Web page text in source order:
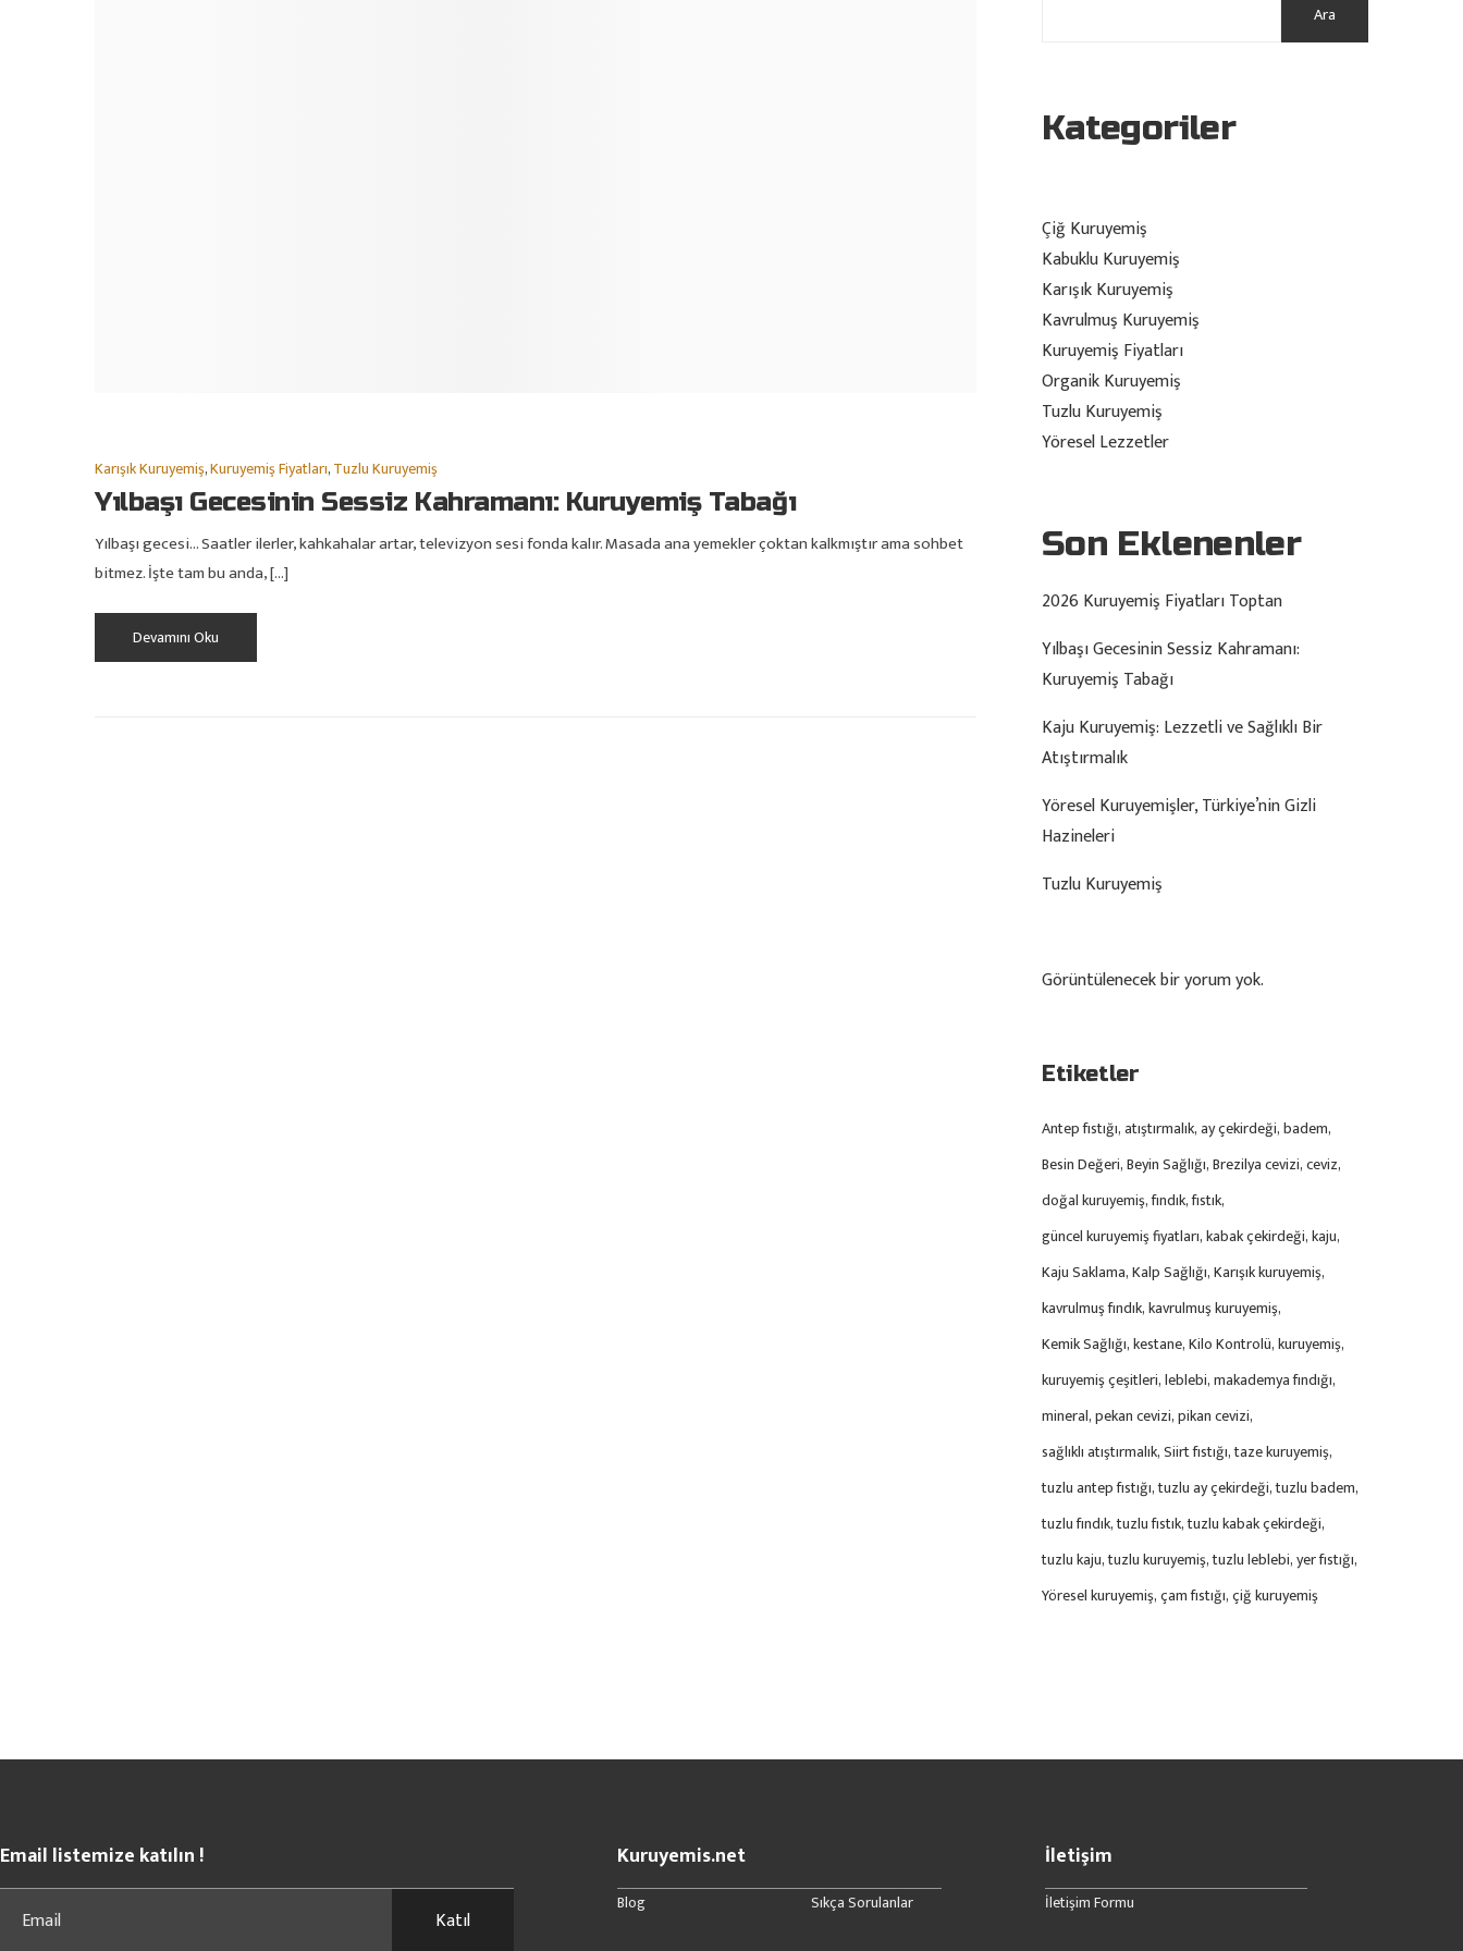
Ara
Kategoriler
Çiğ Kuruyemiş
Kabuklu Kuruyemiş
Karışık Kuruyemiş
Kavrulmuş Kuruyemiş
Kuruyemiş Fiyatları
Organik Kuruyemiş
Tuzlu Kuruyemiş
Yöresel Lezzetler
Son Eklenenler
2026 Kuruyemiş Fiyatları Toptan
Yılbaşı Gecesinin Sessiz Kahramanı:
Kuruyemiş Tabağı
Kaju Kuruyemiş: Lezzetli ve Sağlıklı Bir
Atıştırmalık
Yöresel Kuruyemişler, Türkiye’nin Gizli
Hazineleri
Tuzlu Kuruyemiş
Görüntülenecek bir yorum yok.
Etiketler
Antep fıstığı atıştırmalık ay çekirdeği badem
Besin Değeri Beyin Sağlığı Brezilya cevizi ceviz
doğal kuruyemiş fındık fıstık
güncel kuruyemiş fiyatları kabak çekirdeği kaju
Kaju Saklama Kalp Sağlığı Karışık kuruyemiş
kavrulmuş fındık kavrulmuş kuruyemiş
Kemik Sağlığı kestane Kilo Kontrolü kuruyemiş
kuruyemiş çeşitleri leblebi makademya fındığı
mineral pekan cevizi pikan cevizi
sağlıklı atıştırmalık Siirt fıstığı taze kuruyemiş
tuzlu antep fıstığı tuzlu ay çekirdeği tuzlu badem
tuzlu fındık tuzlu fıstık tuzlu kabak çekirdeği
tuzlu kaju tuzlu kuruyemiş tuzlu leblebi yer fıstığı
Yöresel kuruyemiş çam fıstığı çiğ kuruyemiş
Karışık Kuruyemiş,Kuruyemiş Fiyatları,Tuzlu Kuruyemiş
Yılbaşı Gecesinin Sessiz Kahramanı: Kuruyemiş Tabağı
Yılbaşı gecesi… Saatler ilerler, kahkahalar artar, televizyon sesi fonda kalır. Masada ana yemekler çoktan kalkmıştır ama sohbet
bitmez. İşte tam bu anda, […]
Devamını Oku
Email listemize katılın !
Katıl
Kuruyemis.net
Blog Sıkça Sorulanlar
İletişim
İletişim Formu